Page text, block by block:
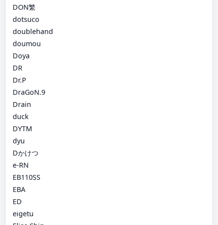
DON繁
dotsuco
doublehand
doumou
Doya
DR
Dr.P
DraGoN.9
Drain
duck
DYTM
dyu
Dかけつ
e-RN
EB110SS
EBA
ED
eigetu